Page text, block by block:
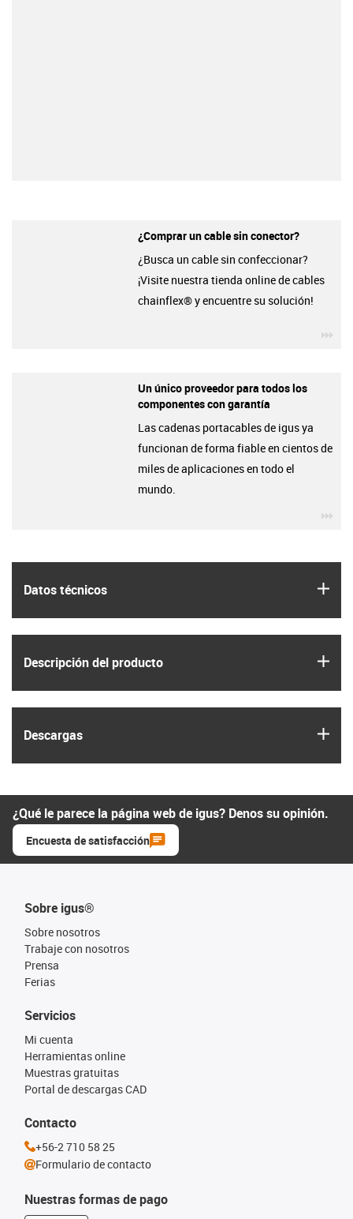
Datos técnicos
Descripción del producto
Descargas
¿Comprar un cable sin conector?
¿Busca un cable sin confeccionar?
¡Visite nuestra tienda online de cables
chainflex® y encuentre su solución!
Un único proveedor para todos los
componentes con garantía
Las cadenas portacables de igus ya
funcionan de forma fiable en cientos de
miles de aplicaciones en todo el
mundo.
¿Qué le parece la página web de igus? Denos su opinión.
Encuesta de satisfacción
Sobre igus®
Sobre nosotros
Trabaje con nosotros
Prensa
Ferias
Nuestras formas de pago
Servicios
Mi cuenta
Herramientas online
Muestras gratuitas
Portal de descargas CAD
Contacto
+56-2 710 58 25
Formulario de contacto